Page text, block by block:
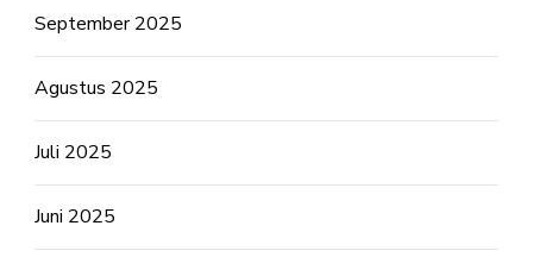
September 2025
Agustus 2025
Juli 2025
Juni 2025